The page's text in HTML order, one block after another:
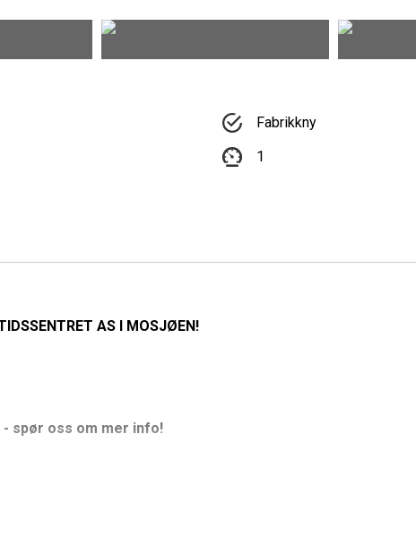
Fabrikkny
1
AS I MOSJØEN!
spør oss om mer info!